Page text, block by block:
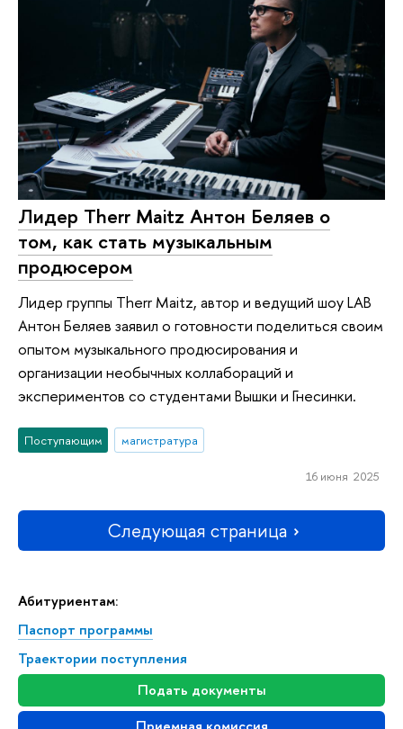
Абитуриентам:
Паспорт программы
Траектории поступления
Подать документы
Лидер Therr Maitz Антон Беляев о
том, как стать музыкальным
продюсером
Лидер группы Therr Maitz, автор и ведущий шоу LAB
Антон Беляев заявил о готовности поделиться своим
опытом музыкального продюсирования и
организации необычных коллабораций и
экспериментов со студентами Вышки и Гнесинки.
Поступающим магистратура
16 июня 2025
Следующая страница